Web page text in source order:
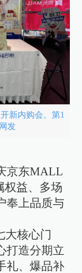
新内购会。第1
发
京东MALL
权益、多场
奉上品质与
大核心门
打造分期立
礼、爆品补